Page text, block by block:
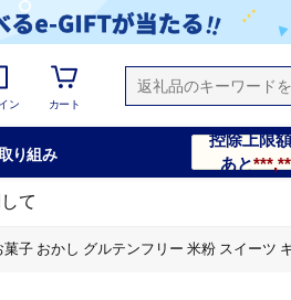
ン カート
り組み
控除上限
あと
て
子 おかし グルテンフリー 米粉 スイーツ